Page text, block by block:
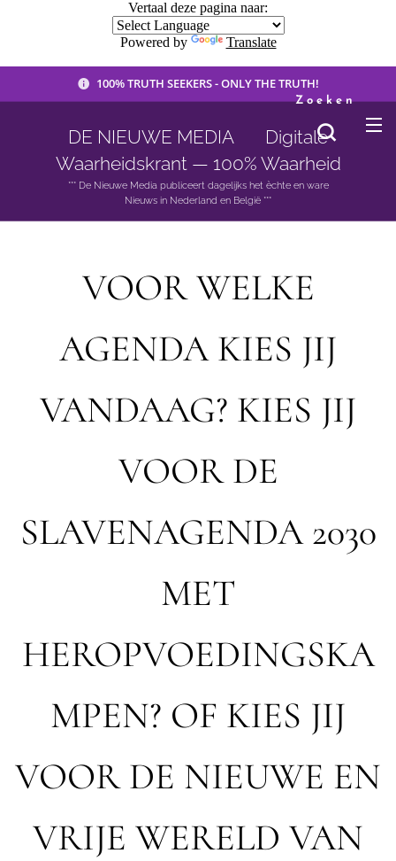
Vertaal deze pagina naar:
Powered by Translate
100% TRUTH SEEKERS - ONLY THE TRUTH!
DE NIEUWE MEDIA 🟣 Digitale
Waarheidskrant — 100% Waarheid
*** De Nieuwe Media publiceert dagelijks het èchte en ware
Nieuws in Nederland en België ***
Zoeken
VOOR WELKE
AGENDA KIES JIJ
VANDAAG? KIES JIJ
VOOR DE
SLAVENAGENDA 2030
MET
HEROPVOEDINGSKA
MPEN? OF KIES JIJ
VOOR DE NIEUWE EN
VRIJE WERELD VAN